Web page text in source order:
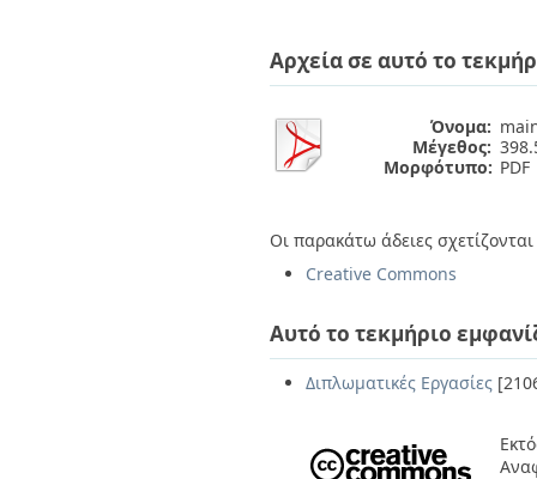
Αρχεία σε αυτό το
Όνομα:
Μέγεθος:
Μορφότυπο: PDF
Οι παρακάτω άδειες
Creative Commons
Αυτό το τεκμήριο
Διπλωματικές Εργασίες